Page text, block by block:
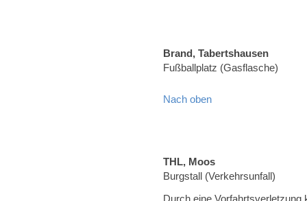
Brand, Tabertshausen
Fußballplatz (Gasflasche)
Nach oben
THL, Moos
Burgstall (Verkehrsunfall)
Durch eine